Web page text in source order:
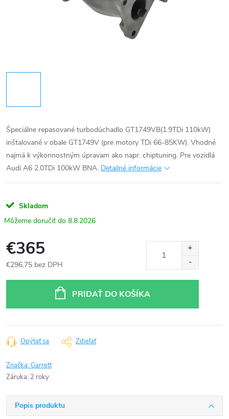
Špeciálne repasované turbodúchadlo GT1749VB(1.9TDi 110kW)
inštalované v obale GT1749V (pre motory TDi 66-85KW). Vhodné
najmä k výkonnostným úpravam ako napr. chiptuning. Pre vozidlá
Audi A6 2.0TDi 100kW BNA. Detailné informácie
Skladom
8.8.2026
€365
€296,75 bez DPH
PRIDAŤ DO KOŠÍKA
Opýtať sa Zdieľať
Značka:Garrett
Záruka: 2 roky
Popis produktu